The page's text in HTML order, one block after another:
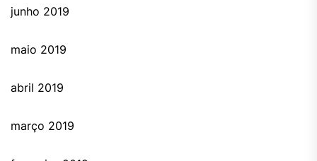
junho 2019
maio 2019
abril 2019
março 2019